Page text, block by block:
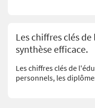
Les chiffres clés
synthèse efficace.
Les chiffres clés de
personnels, les